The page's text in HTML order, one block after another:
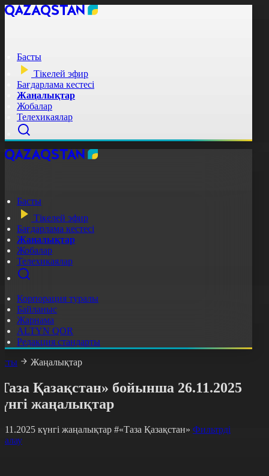
Басты
Тікелей эфир
Бағдарлама кестесі
Жаңалықтар
Жобалар
Телехикаялар
Басты
Тікелей эфир
Бағдарлама кестесі
Жаңалықтар
Жобалар
Телехикаялар
Корпорация туралы
Байланыс
Жарнама
ALTYN QOR
Редакция стандарты
Жаңалықтар
Қазақстан» бойынша 26.11.2025
жаңалықтар
күнгі жаңалықтар #«Таза Қазақстан» Фильтрді